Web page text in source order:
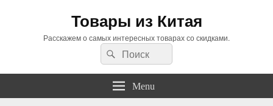
Товары из Китая
Расскажем о самых интересных товарах со скидками.
Search
for:
Search
Menu